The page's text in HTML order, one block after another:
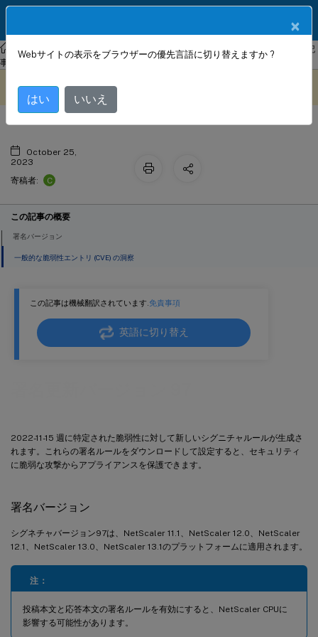
NetScaler NetScaler 13.1 Web App Firewall
署名のアラート記
事
この記事は機械翻訳されています.免責事項
英語に切り替え
2022-11-15 週に特定された脆弱性に対して新しいシグニチャルールが生成さ
れます。これらの署名ルールをダウンロードして設定すると、セキュリティ
に脆弱な攻撃からアプライアンスを保護できます。
署名バージョン
シグネチャバージョン97は、NetScaler 11.1、NetScaler 12.0、NetScaler
12.1、NetScaler 13.0、NetScaler 13.1のプラットフォームに適用されます。
注：
投稿本文と応答本文の署名ルールを有効にすると、NetScaler CPUに
影響する可能性があります。
翻訳されています。
署名更新バージョン 97
October 25,
2023
寄稿者:
C
この記事の概要
署名バージョン
一般的な脆弱性エントリ (CVE) の洞察
×
Webサイトの表示をブラウザーの優先言語に切り替えますか ?
はい いいえ